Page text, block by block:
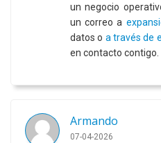
un negocio
un correo a
datos o a través de
en contacto contigo.
Armando
07-04-2026